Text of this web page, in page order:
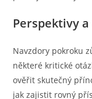
Perspektivy
Navzdory pokroku
některé kritické
ověřit skutečný
jak zajistit rovný